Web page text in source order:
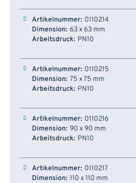
0110214
63 x 63 mm
PN10
0110215
75 x 75 mm
PN10
0110216
90 x 90 mm
PN10
0110217
110 x 110 mm